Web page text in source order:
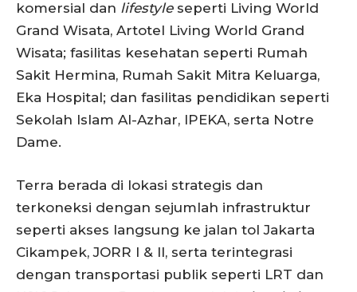
komersial dan lifestyleseperti Living World
Grand Wisata, Artotel Living World Grand
Wisata; fasilitas kesehatan seperti Rumah
Sakit Hermina, Rumah Sakit Mitra Keluarga,
Eka Hospital; dan fasilitas pendidikan seperti
Sekolah Islam Al-Azhar, IPEKA, serta Notre
Dame.
Terra berada di lokasi strategis dan
terkoneksi dengan sejumlah infrastruktur
seperti akses langsung ke jalan tol Jakarta
Cikampek, JORR I & II, serta terintegrasi
dengan transportasi publik seperti LRT dan